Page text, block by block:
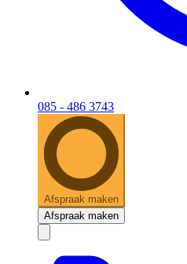
085 - 486 3743
Afspraak maken
Afspraak maken